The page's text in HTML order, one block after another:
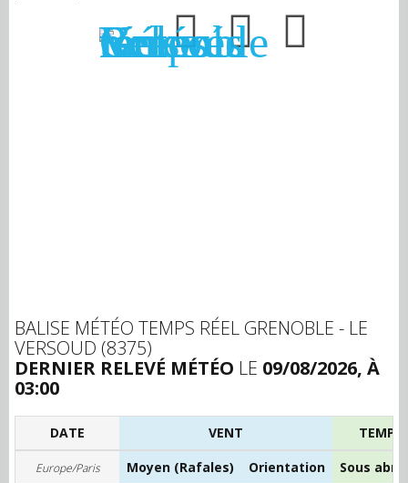
BALISE MÉTÉO TEMPS RÉEL GRENOBLE - LE
VERSOUD (8375)
DERNIER RELEVÉ MÉTÉO LE 09/08/2026, À
03:00
DATE VENT
Europe/Paris Moyen (Rafales) Orientation
Sous abri